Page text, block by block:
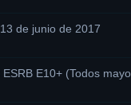
13 de junio de 2017
ESRB E10+ (Todos